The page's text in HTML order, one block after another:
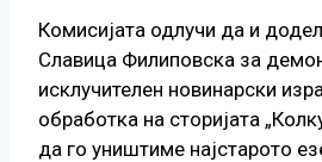
Комисијата одлучи да и
Славица Филиповска за
исклучителен новинарски
обработка на сторијата
да го уништиме најстарото